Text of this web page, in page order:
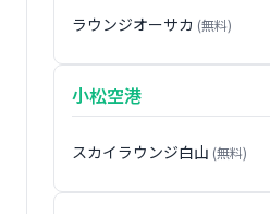
ラウンジオーサカ (無料)
小松空港
スカイラウンジ白山 (無料)